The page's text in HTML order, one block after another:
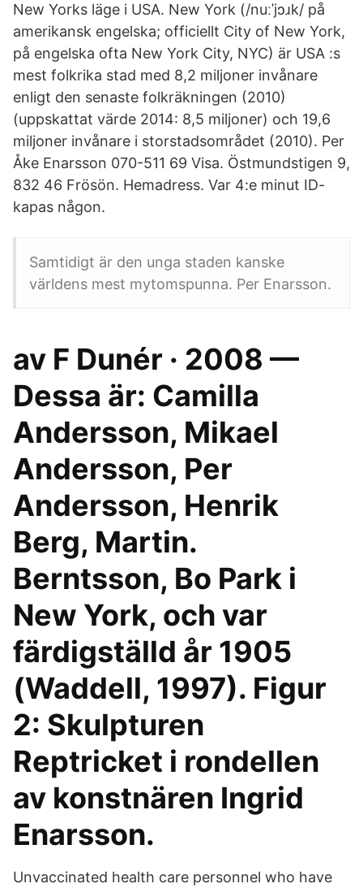
New Yorks läge i USA. New York (/nuːˈjɔɹk/ på
amerikansk engelska; officiellt City of New York,
på engelska ofta New York City, NYC) är USA :s
mest folkrika stad med 8,2 miljoner invånare
enligt den senaste folkräkningen (2010)
(uppskattat värde 2014: 8,5 miljoner) och 19,6
miljoner invånare i storstadsområdet (2010). Per
Åke Enarsson 070-511 69 Visa. Östmundstigen 9,
832 46 Frösön. Hemadress. Var 4:e minut ID-
kapas någon.
Samtidigt är den unga staden kanske
världens mest mytomspunna. Per Enarsson.
av F Dunér · 2008 —
Dessa är: Camilla
Andersson, Mikael
Andersson, Per
Andersson, Henrik
Berg, Martin.
Berntsson, Bo Park i
New York, och var
färdigställd år 1905
(Waddell, 1997). Figur
2: Skulpturen
Reptricket i rondellen
av konstnären Ingrid
Enarsson.
Unvaccinated health care personnel who have